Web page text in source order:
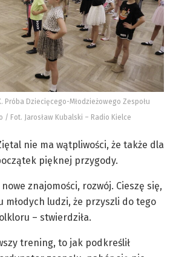
Próba Dziecięcego-Młodzieżowego Zespołu
/ Fot. Jarosław Kubalski – Radio Kielce
nie ma wątpliwości, że także dla
pięknej przygody.
znajomości, rozwój. Cieszę się,
młodych ludzi, że przyszli do tego
– stwierdziła.
trening, to jak podkreślił